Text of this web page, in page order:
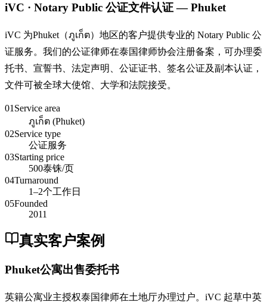
iVC · Notary Public 公证文件认证 — Phuket
iVC 为Phuket（ภูเก็ต）地区的客户提供专业的 Notary Public 公
证服务。我们的公证律师在泰国律师协会注册备案，可办理委
托书、宣誓书、法定声明、公证证书、签名公证及副本认证，
文件可被全球大使馆、大学和法院接受。
01 Service area
ภูเก็ต (Phuket)
02Service type
公证服务
03Starting price
500泰铢/页
04Turnaround
1–2个工作日
05Founded
2011
真实客户案例
Phuket公寓出售委托书
英籍公寓业主授权泰国律师在土地厅办理过户。iVC 起草中英